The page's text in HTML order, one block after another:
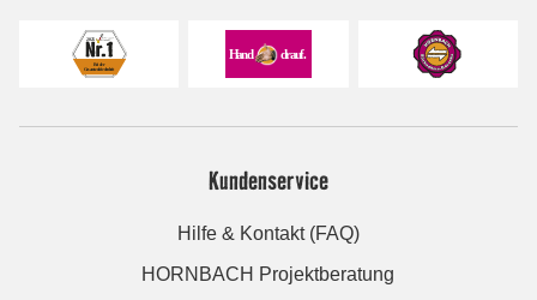
Kundenservice
Hilfe & Kontakt (FAQ)
HORNBACH Projektberatung